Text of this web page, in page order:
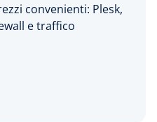
convenienti: Plesk,
e traffico